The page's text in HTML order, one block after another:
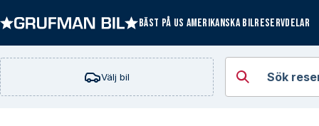
BÄST PÅ US AMERIKANSKA BILRESERVDELAR
Välj bil
Sök